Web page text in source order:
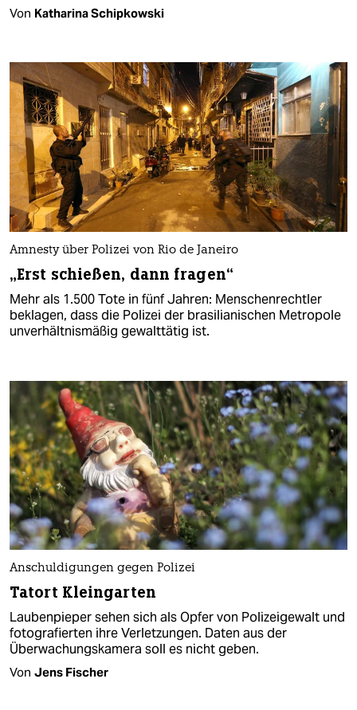
Von Katharina Schipkowski
Amnesty über Polizei von Rio de Janeiro
„Erst schießen, dann fragen“
Mehr als 1.500 Tote in fünf Jahren: Menschenrechtler
beklagen, dass die Polizei der brasilianischen Metropole
unverhältnismäßig gewalttätig ist.
Anschuldigungen gegen Polizei
Tatort Kleingarten
Laubenpieper sehen sich als Opfer von Polizeigewalt und
fotografierten ihre Verletzungen. Daten aus der
Überwachungskamera soll es nicht geben.
Von Jens Fischer